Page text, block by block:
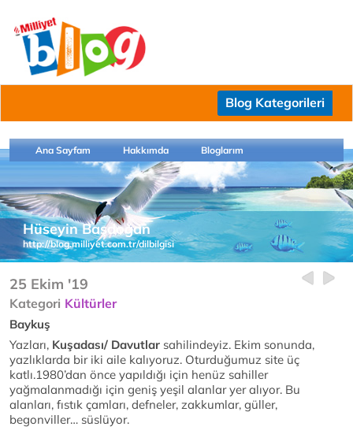
Blog Kategorileri
Ana Sayfam Hakkımda Bloglarım
Hüseyin Başdoğan
http://blog.milliyet.com.tr/dilbilgisi
25 Ekim '19
Kategori Kültürler
Baykuş
Yazları, Kuşadası/ Davutlar sahilindeyiz. Ekim sonunda,
yazlıklarda bir iki aile kalıyoruz. Oturduğumuz site üç
katlı.1980’dan önce yapıldığı için henüz sahiller
yağmalanmadığı için geniş yeşil alanlar yer alıyor. Bu
alanları, fıstık çamları, defneler, zakkumlar, güller,
begonviller… süslüyor.